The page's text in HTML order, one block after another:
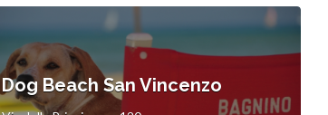
Dog Beach San Vincenzo